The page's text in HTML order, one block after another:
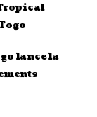
lance la